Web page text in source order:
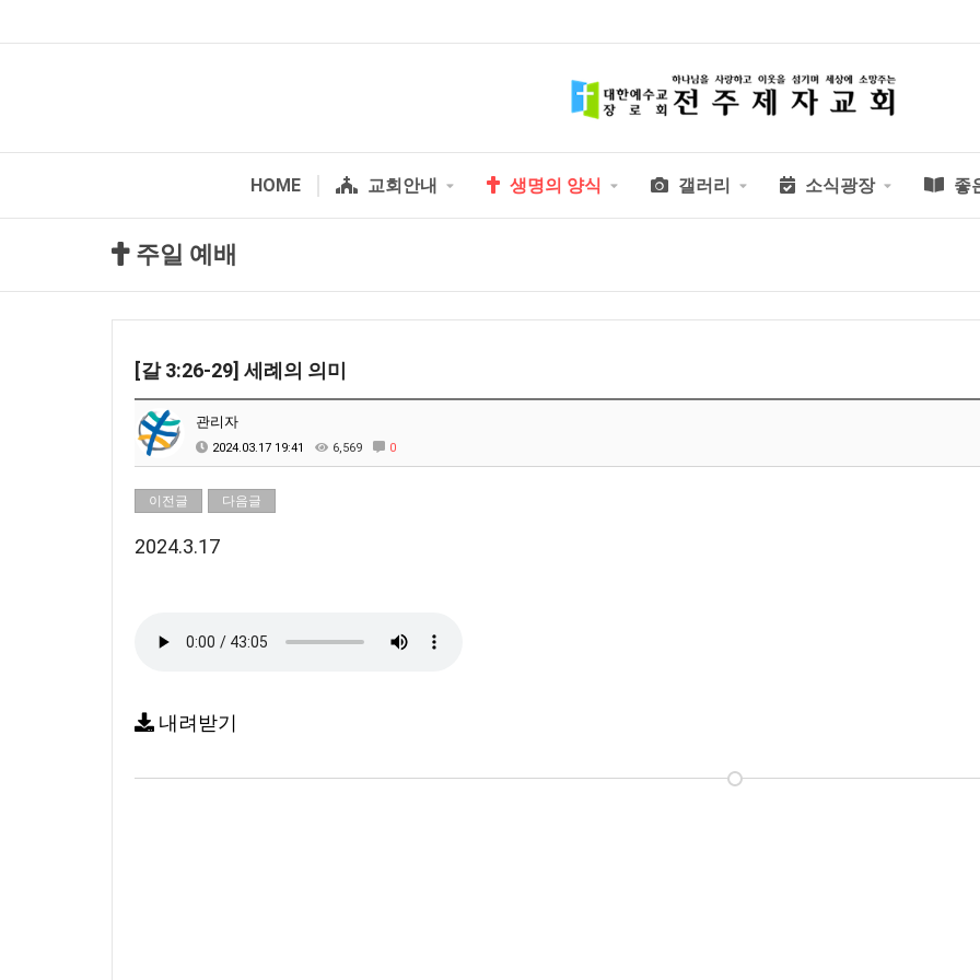
HOME 교회안내 생명의 양식 갤러리 소식광장 좋
주일 예배
[갈 3:26-29] 세례의 의미
관리자
2024.03.17 19:41 6,569 0
이전글 다음글
2024.3.17
내려받기